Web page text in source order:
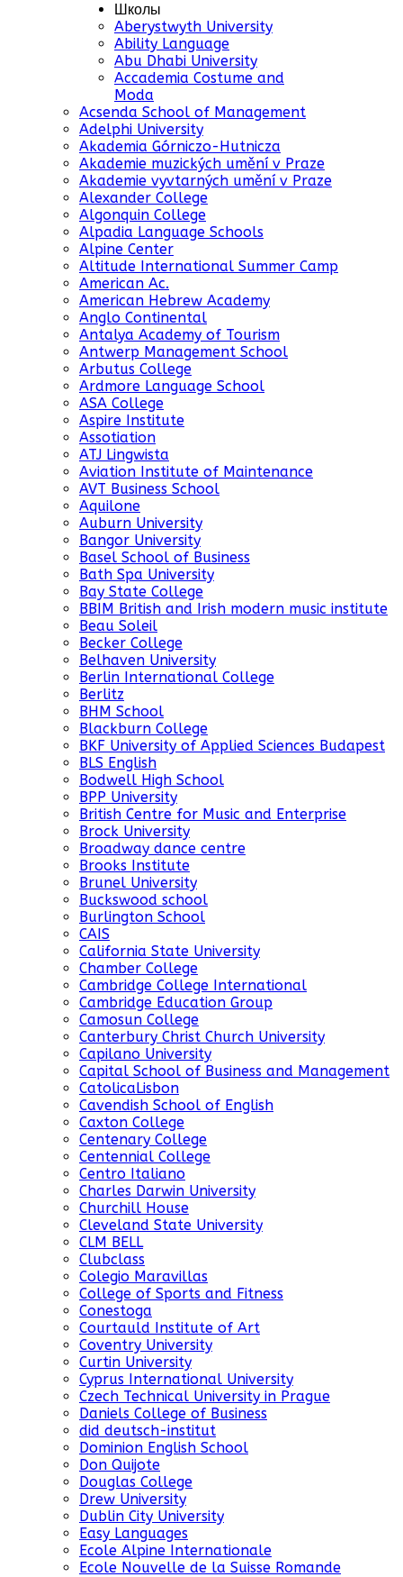
Школы
Aberystwyth University
Ability Language
Abu Dhabi University
Accademia Costume and
Moda
Acsenda School of Management
Adelphi University
Akademia Górniczo-Hutnicza
Akademie muzických umění v Praze
Akademie vyvtarných umění v Praze
Alexander College
Algonquin College
Alpadia Language Schools
Alpine Center
Altitude International Summer Camp
American Ac.
American Hebrew Academy
Anglo Continental
Antalya Academy of Tourism
Antwerp Management School
Arbutus College
Ardmore Language School
ASA College
Aspire Institute
Assotiation
ATJ Lingwista
Aviation Institute of Maintenance
AVT Business School
Aquilone
Auburn University
Bangor University
Basel School of Business
Bath Spa University
Bay State College
BBIM British and Irish modern music institute
Beau Soleil
Becker College
Belhaven University
Berlin International College
Berlitz
BHM School
Blackburn College
BKF University of Applied Sciences Budapest
BLS English
Bodwell High School
BPP University
British Centre for Music and Enterprise
Brock University
Broadway dance centre
Brooks Institute
Brunel University
Buckswood school
Burlington School
CAIS
California State University
Chamber College
Cambridge College International
Cambridge Education Group
Camosun College
Canterbury Christ Church University
Capilano University
Capital School of Business and Management
CatolicaLisbon
Cavendish School of English
Caxton College
Centenary College
Centennial College
Centro Italiano
Charles Darwin University
Churchill House
Cleveland State University
CLM BELL
Clubclass
Colegio Maravillas
College of Sports and Fitness
Conestoga
Courtauld Institute of Art
Coventry University
Curtin University
Cyprus International University
Czech Technical University in Prague
Daniels College of Business
did deutsch-institut
Dominion English School
Don Quijote
Douglas College
Drew University
Dublin City University
Easy Languages
Ecole Alpine Internationale
Ecole Nouvelle de la Suisse Romande